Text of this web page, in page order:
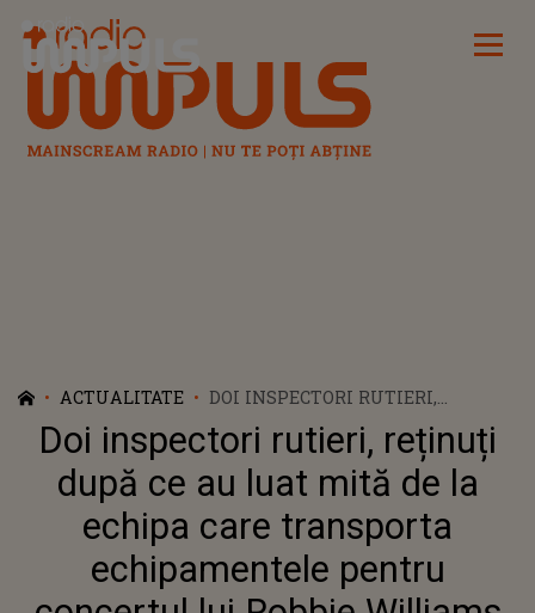
Radio Impuls
ACTUALITATE
DOI INSPECTORI RUTIERI,
REȚINUȚI DUPĂ CE AU LUAT
MITĂ DE LA ECHIPA CARE
TRANSPORTA ECHIPAMENTELE
PENTRU CONCERTUL LUI ROBBIE
WILLIAMS DIN BULGARIA! PESTE
40.000 DE EURO AU FOST GĂSIȚI
ÎN CASELE LOR
Doi inspectori rutieri, reținuți
după ce au luat mită de la
echipa care transporta
echipamentele pentru